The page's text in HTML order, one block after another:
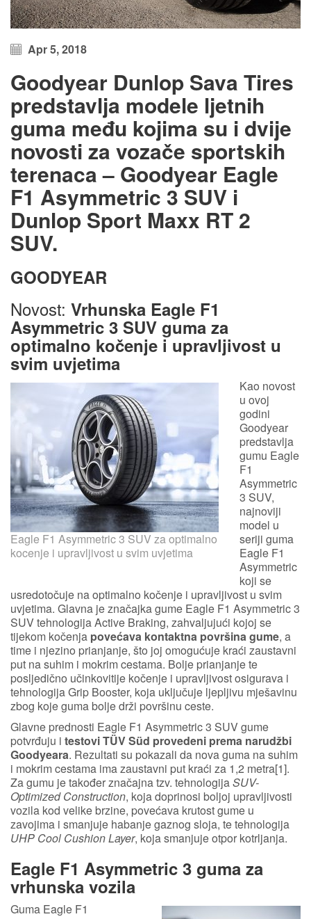
Apr 5, 2018
Goodyear Dunlop Sava Tires
predstavlja modele ljetnih
guma među kojima su i dvije
novosti za vozače sportskih
terenaca – Goodyear Eagle
F1 Asymmetric 3 SUV i
Dunlop Sport Maxx RT 2
SUV.
GOODYEAR
Novost: Vrhunska Eagle F1
Asymmetric 3 SUV guma za
optimalno kočenje i upravljivost u
svim uvjetima
Eagle F1 Asymmetric 3 SUV za optimalno
kocenje i upravljivost u svim uvjetima
Kao novost
u ovoj
godini
Goodyear
predstavlja
gumu Eagle
F1
Asymmetric
3 SUV,
najnoviji
model u
seriji guma
Eagle F1
Asymmetric
koji se
usredotočuje na optimalno kočenje i upravljivost u svim
uvjetima. Glavna je značajka gume Eagle F1 Asymmetric 3
SUV tehnologija Active Braking, zahvaljujući kojoj se
tijekom kočenja povećava kontaktna površina gume, a
time i njezino prianjanje, što joj omogućuje kraći zaustavni
put na suhim i mokrim cestama. Bolje prianjanje te
posljedično učinkovitije kočenje i upravljivost osigurava i
tehnologija Grip Booster, koja uključuje ljepljivu mješavinu
zbog koje guma bolje drži površinu ceste.
Glavne prednosti Eagle F1 Asymmetric 3 SUV gume
potvrđuju i testovi TÜV Süd provedeni prema narudžbi
Goodyeara. Rezultati su pokazali da nova guma na suhim
i mokrim cestama ima zaustavni put kraći za 1,2 metra[1].
Za gumu je također značajna tzv. tehnologijaSUV-
Optimized Construction, koja doprinosi boljoj upravljivosti
vozila kod velike brzine, povećava krutost gume u
zavojima i smanjuje habanje gaznog sloja, te tehnologija
UHP Cool Cushion Layer, koja smanjuje otpor kotrljanja.
Eagle F1 Asymmetric 3 guma za
vrhunska vozila
Guma Eagle F1